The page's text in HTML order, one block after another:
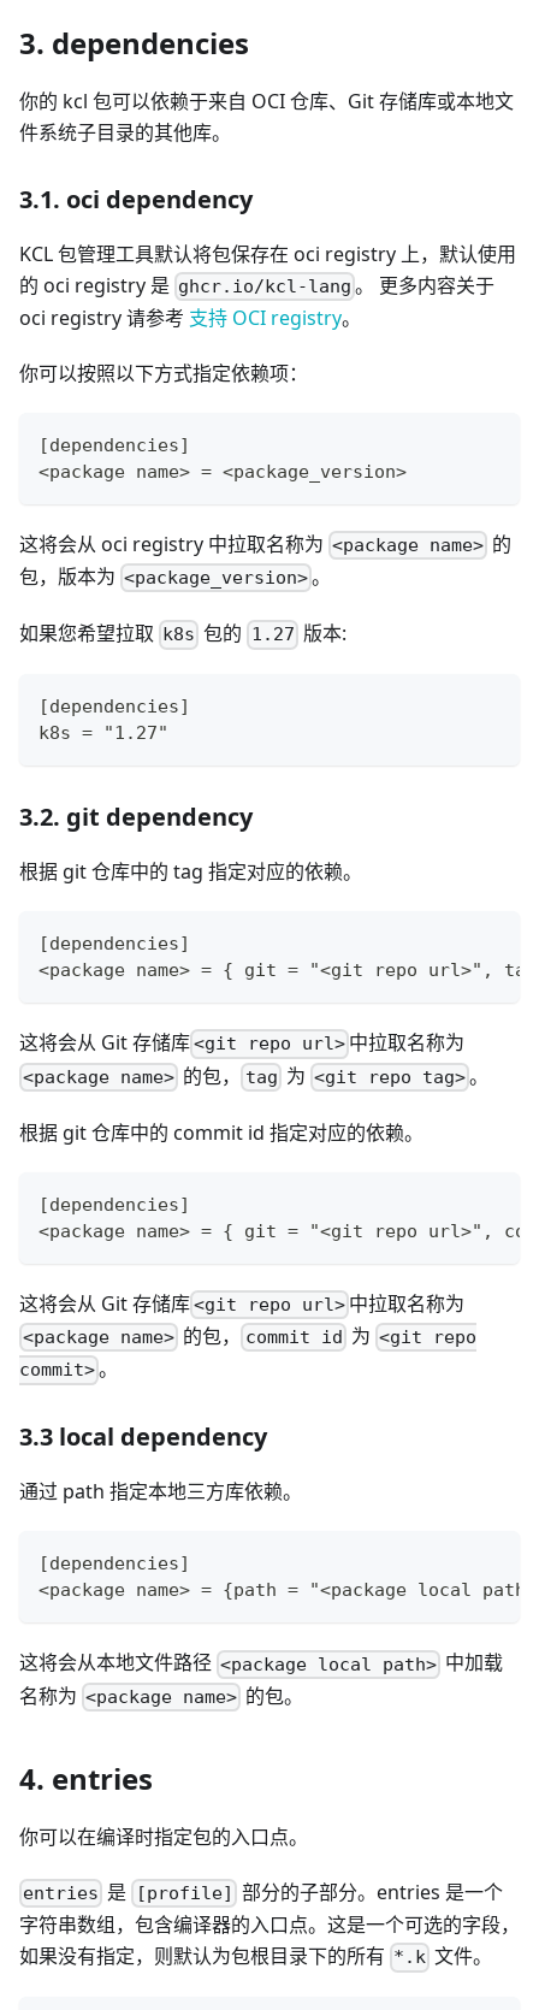
3. dependencies
你的 kcl 包可以依赖于来自 OCI 仓库、Git 存储库或本地文
件系统子目录的其他库。
3.1. oci dependency
KCL 包管理工具默认将包保存在 oci registry 上，默认使用
的 oci registry 是 ghcr.io/kcl-lang 。 更多内容关于
oci registry 请参考 支持 OCI registry。
你可以按照以下方式指定依赖项：
[dependencies]
<package name> = <package_version>
这将会从 oci registry 中拉取名称为 <package name> 的
包，版本为 <package_version>。
如果您希望拉取 k8s 包的 1.27 版本:
[dependencies]
k8s = "1.27"
3.2. git dependency
根据 git 仓库中的 tag 指定对应的依赖。
[dependencies]
<package name> = { git = "<git repo url>",
这将会从 Git 存储库<git repo url> 中拉取名称为
<package name> 的包， tag 为 <git repo tag>。
根据 git 仓库中的 commit id 指定对应的依赖。
[dependencies]
<package name> = { git = "<git repo url>",
这将会从 Git 存储库<git repo url> 中拉取名称为
<package name> 的包， commit id 为 <git repo
commit>。
3.3 local dependency
通过 path 指定本地三方库依赖。
[dependencies]
<package name> = {path = "<package local
这将会从本地文件路径 <package local path> 中加载
名称为 <package name> 的包。
4. entries
你可以在编译时指定包的入口点。
entries 是 [profile] 部分的子部分。entries 是一个
字符串数组，包含编译器的入口点。这是一个可选的字段，
如果没有指定，则默认为包根目录下的所有 *.k 文件。